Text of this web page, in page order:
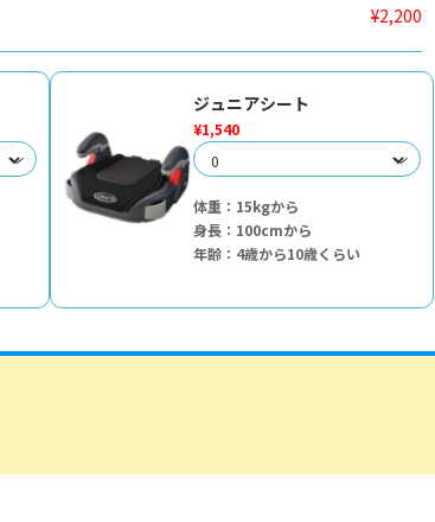
¥2,200
ジュニアシート
¥1,540
体重：15kgから
身長：100cmから
年齢：4歳から10歳くらい